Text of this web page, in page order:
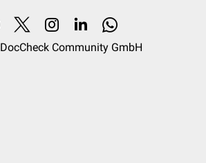
DocCheck Community GmbH